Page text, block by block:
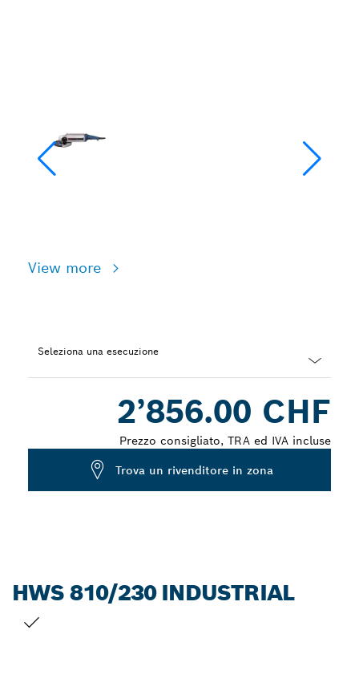
View more
Seleziona una esecuzione
2’856.00 CHF
Prezzo consigliato, TRA ed IVA incluse
Trova un rivenditore in zona
HWS 810/230 INDUSTRIAL